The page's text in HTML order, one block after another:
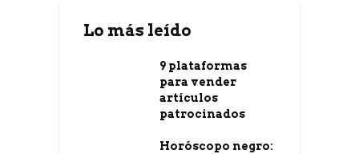
Lo más leído
9 plataformas
para vender
artículos
patrocinados
Horóscopo negro: